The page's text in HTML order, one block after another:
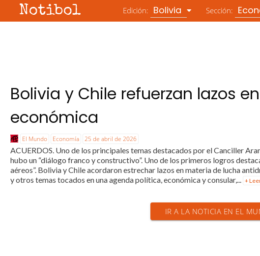
Notibol Edición: Bolivia Sección:
Bolivia y Chile refuerzan lazos
económica
El Mundo Economía 25 de abril de 2026
ACUERDOS. Uno de los principales temas destacados por el Canciller
hubo un “diálogo franco y constructivo”. Uno de los primeros logros
aéreos”. Bolivia y Chile acordaron estrechar lazos en materia de lucha
y otros temas tocados en una agenda política, económica y consular,... +
IR A LA NOTICIA EN EL